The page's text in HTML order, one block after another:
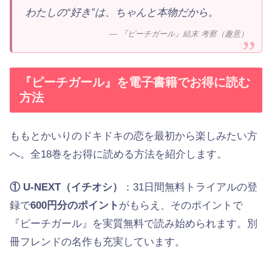
わたしの“好き”は、ちゃんと本物だから。
— 『ピーチガール』結末 考察（趣意）
『ピーチガール』を電子書籍でお得に読む
方法
ももとかいりのドキドキの恋を最初から楽しみたい方
へ。全18巻をお得に読める方法を紹介します。
① U-NEXT（イチオシ）
：31日間無料トライアルの登
録で600円分のポイント がもらえ、そのポイントで
『ピーチガール』を実質無料で読み始められます。別
冊フレンドの名作も充実しています。